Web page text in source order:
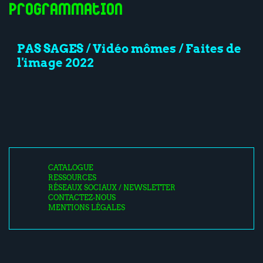
Programmation
PAS SAGES / Vidéo mômes / Faites de
l'image 2022
CATALOGUE
RESSOURCES
RÉSEAUX SOCIAUX / NEWSLETTER
CONTACTEZ-NOUS
MENTIONS LÉGALES